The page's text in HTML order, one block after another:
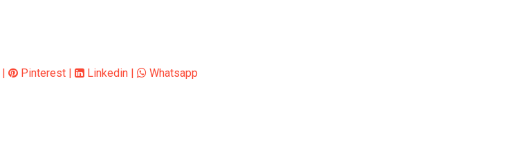
| Pinterest | Linkedin | Whatsapp